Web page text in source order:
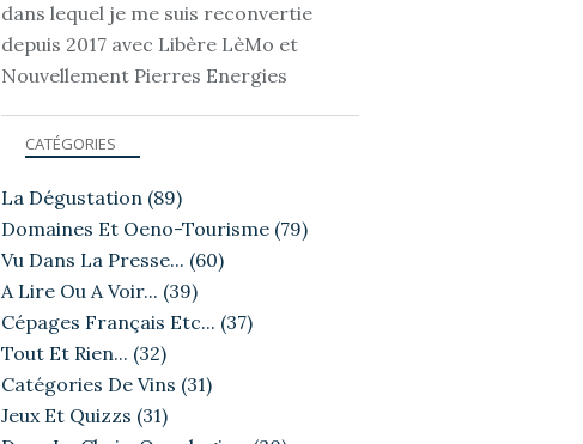
dans lequel je me suis reconvertie
depuis 2017 avec Libère LèMo et
Nouvellement Pierres Energies
CATÉGORIES
La Dégustation (89)
Domaines Et Oeno-Tourisme (79)
Vu Dans La Presse... (60)
A Lire Ou A Voir... (39)
Cépages Français Etc... (37)
Tout Et Rien... (32)
Catégories De Vins (31)
Jeux Et Quizzs (31)